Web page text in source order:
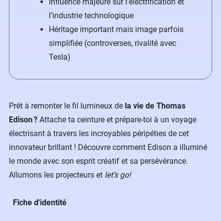
l’industrie technologique
Héritage important mais image parfois
simplifiée (controverses, rivalité avec
Tesla)
Prêt à remonter le fil lumineux de la vie de Thomas
Edison ? Attache ta ceinture et prépare-toi à un voyage
électrisant à travers les incroyables péripéties de cet
innovateur brillant ! Découvre comment Edison a illuminé
le monde avec son esprit créatif et sa persévérance.
Allumons les projecteurs et let’s go!
Fiche d'identité